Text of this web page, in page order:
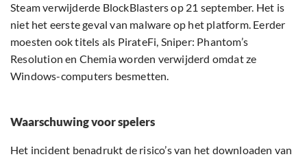
Steam verwijderde BlockBlasters op 21 september. Het is
niet het eerste geval van malware op het platform. Eerder
moesten ook titels als PirateFi, Sniper: Phantom’s
Resolution en Chemia worden verwijderd omdat ze
Windows-computers besmetten.
Waarschuwing voor spelers
Het incident benadrukt de risico’s van het downloaden van